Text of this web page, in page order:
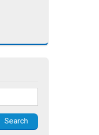
Search